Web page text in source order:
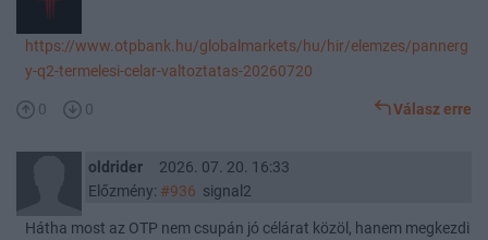
https://www.otpbank.hu/globalmarkets/hu/hir/elemzes/pannerg
y-q2-termelesi-celar-valtoztatas-20260720
0 0 Válasz erre
oldrider
2026. 07. 20. 16:33
Előzmény: #936 signal2
Hátha most az OTP nem csupán jó célárat közöl, hanem megkezdi